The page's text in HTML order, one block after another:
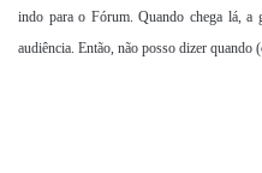
indo para o Fórum. Quando chega lá, a
audiência. Então, não posso dizer quando